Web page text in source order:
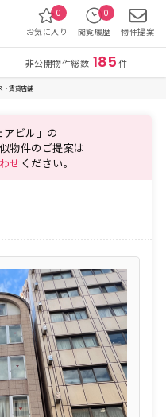
非公開物件総数 185件
お気に入り
0
閲覧履歴
0
物件提案
・賃貸店舗
アビル」の
物件のご提案は
せ ください。